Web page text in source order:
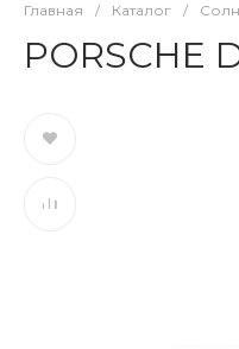
Главная / Каталог /
PORSCHE